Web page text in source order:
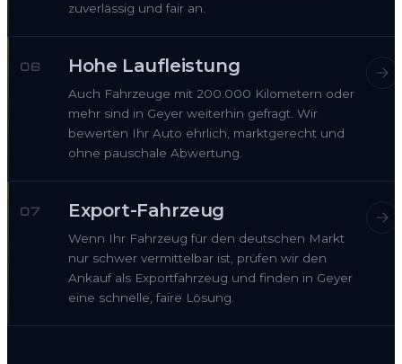
zuverlässig und fair an.
06 Hohe Laufleistung
Auch Fahrzeuge mit 200.000 Kilometern oder
mehr sind in Geyer weiterhin gefragt. Wir
bewerten Ihr Auto ehrlich, marktgerecht und
ohne pauschale Abwertung.
07 Export-Fahrzeug
Wenn Ihr Fahrzeug für den deutschen Markt
nur schwer vermittelbar ist, prüfen wir den
Ankauf als Exportfahrzeug und finden in Geyer
eine schnelle, faire Lösung.